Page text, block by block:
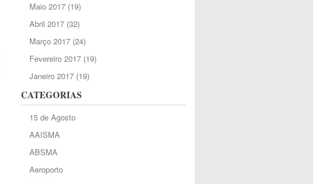
Maio 2017(19)
Abril 2017(32)
Março 2017(24)
Fevereiro 2017(19)
Janeiro 2017(19)
CATEGORIAS
15 de Agosto
AAISMA
ABSMA
Aeroporto